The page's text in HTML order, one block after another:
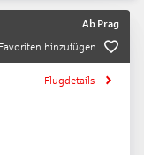
Ab Prag
hinzufügen
Flugdetails